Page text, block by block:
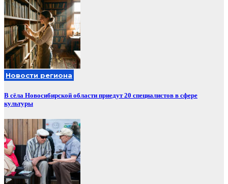
Новости региона
В сёла Новосибирской области приедут 20 специалистов в сфере
культуры